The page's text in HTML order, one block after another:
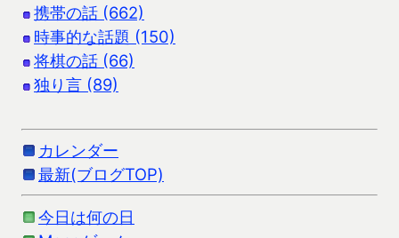
携帯の話 (662)
時事的な話題 (150)
将棋の話 (66)
独り言 (89)
カレンダー
最新(ブログTOP)
今日は何の日